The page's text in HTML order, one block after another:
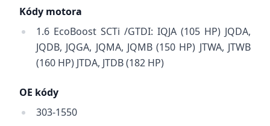
Kódy motora
1.6 EcoBoost SCTi /GTDI: IQJA (105 HP) JQDA,
JQDB, JQGA, JQMA, JQMB (150 HP) JTWA, JTWB
(160 HP) JTDA, JTDB (182 HP)
OE kódy
303-1550